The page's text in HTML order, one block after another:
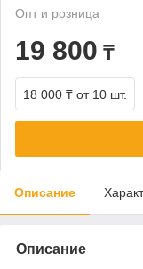
Опт и розница
19 800 ₸
18 000 ₸ от 10 шт.
Описание
Описание